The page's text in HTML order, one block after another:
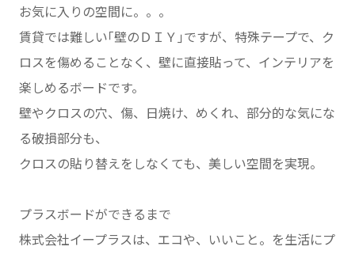
お気に入りの空間に。。。
賃貸では難しい｢壁のＤＩＹ｣ですが、特殊テープで、ク
ロスを傷めることなく、壁に直接貼って、インテリアを
楽しめるボードです。
壁やクロスの穴、傷、日焼け、めくれ、部分的な気にな
る破損部分も、
クロスの貼り替えをしなくても、美しい空間を実現。
プラスボードができるまで
株式会社イープラスは、エコや、いいこと。を生活にプ